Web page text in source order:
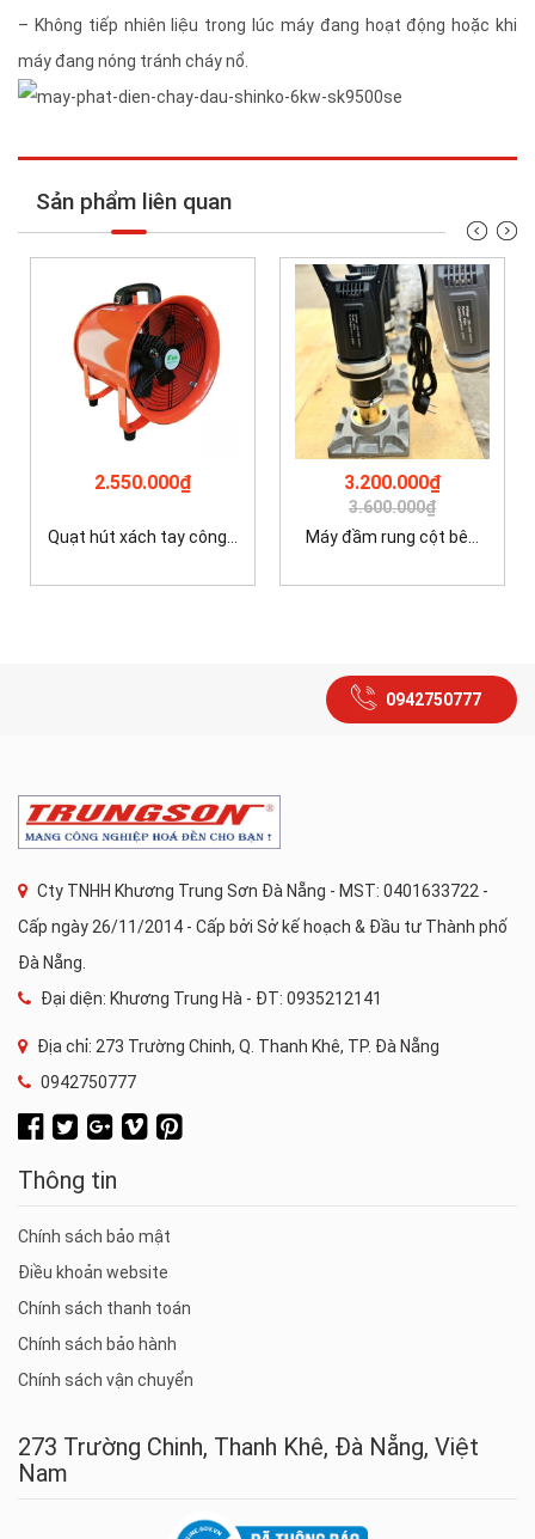
– Không tiếp nhiên liệu trong lúc máy đang hoạt động hoặc khi
máy đang nóng tránh cháy nổ.
Sản phẩm liên quan
2.550.000₫
Quạt hút xách tay công...
3.200.000₫
3.600.000₫
Máy đầm rung cột bê...
0942750777
Cty TNHH Khương Trung Sơn Đà Nẵng - MST: 0401633722 -
Cấp ngày 26/11/2014 - Cấp bởi Sở kế hoạch & Đầu tư Thành phố
Đà Nẵng.
Đại diện: Khương Trung Hà - ĐT: 0935212141
Địa chỉ: 273 Trường Chinh, Q. Thanh Khê, TP. Đà Nẵng
0942750777
Thông tin
Chính sách bảo mật
Điều khoản website
Chính sách thanh toán
Chính sách bảo hành
Chính sách vận chuyển
273 Trường Chinh, Thanh Khê, Đà Nẵng, Việt
Nam